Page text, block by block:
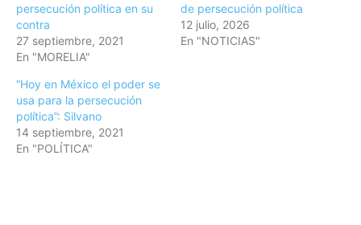
persecución política en su
contra
27 septiembre, 2021
En "MORELIA"
de persecución política
12 julio, 2026
En "NOTICIAS"
“Hoy en México el poder se
usa para la persecución
política”: Silvano
14 septiembre, 2021
En "POLÍTICA"